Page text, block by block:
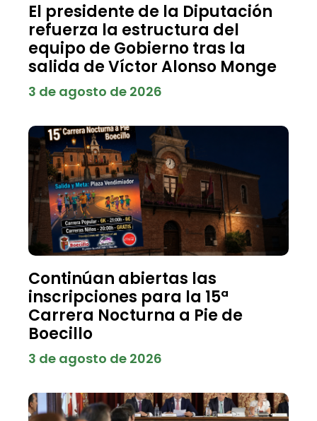
El presidente de la Diputación
refuerza la estructura del
equipo de Gobierno tras la
salida de Víctor Alonso Monge
3 de agosto de 2026
Continúan abiertas las
inscripciones para la 15ª
Carrera Nocturna a Pie de
Boecillo
3 de agosto de 2026